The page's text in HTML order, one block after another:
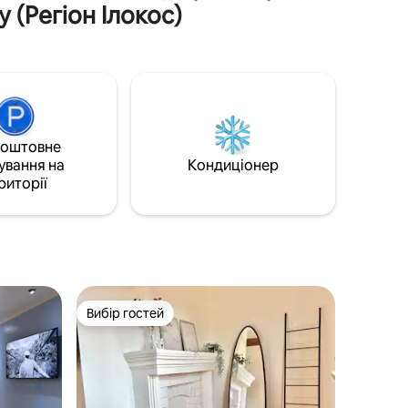
від
та
до
Marikit ідеально підходить для сімей і
груп, які шукають комфортне та
занурення, і ви можете користуватися
кафе, ресторани та нічні клуби
Урбізтондо знаходяться всього за
Ілокос)
на
Кондиціонер
Вибір гостей
Вибір гостей